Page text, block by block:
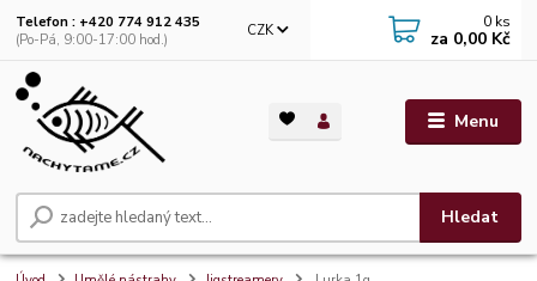
Menu
CZK
Hledat
Telefon : +420 774 912 435
(Po-Pá, 9:00-17:00 hod.)
0 ks
za 0,00 Kč